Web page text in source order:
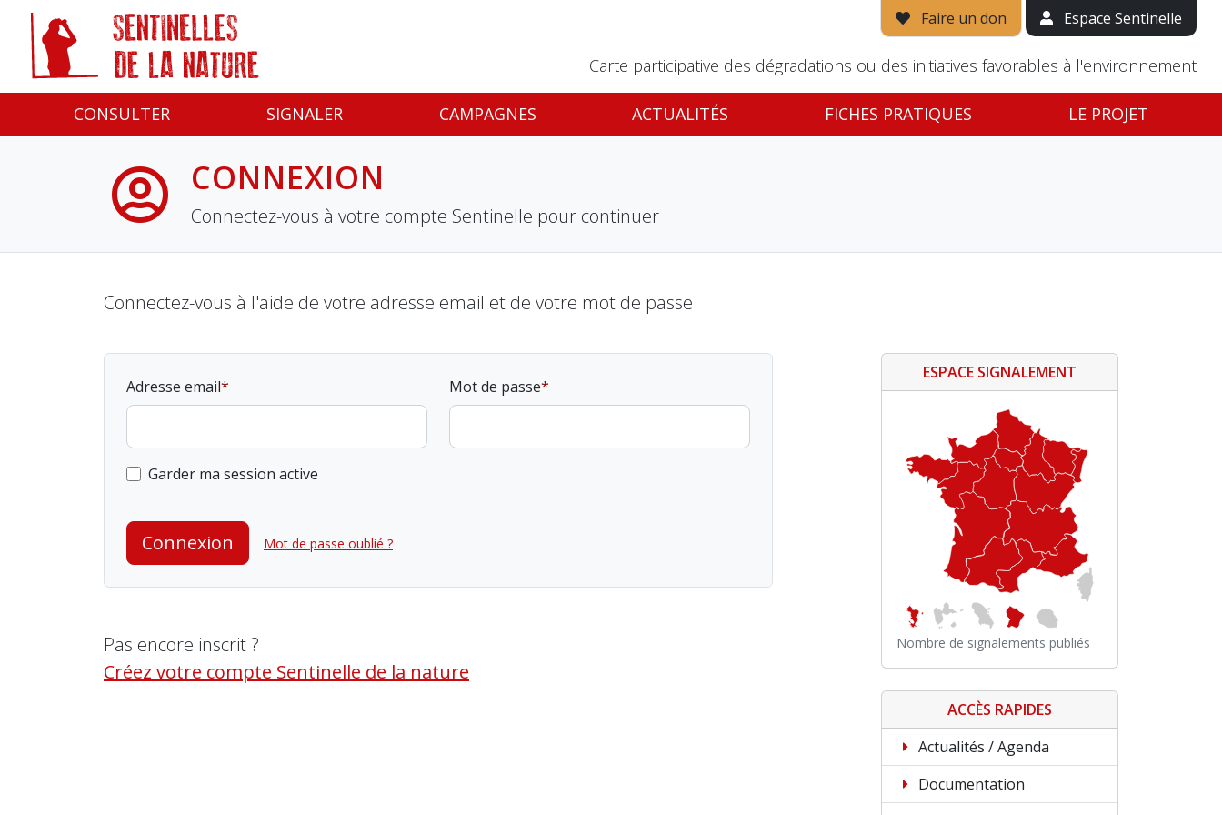
Faire un don Espace Sentinelle
Carte participative des dégradations ou des initiatives favorables à l'environnement
CONSULTER SIGNALER CAMPAGNES ACTUALITÉS FICHES PRATIQUES LE PROJET
CONNEXION
Connectez-vous à votre compte Sentinelle pour continuer
Connectez-vous à l'aide de votre adresse email et de votre mot de passe
Adresse email Mot de passe
Garder ma session active
Connexion Mot de passe oublié ?
Pas encore inscrit ?
Créez votre compte Sentinelle de la nature
ESPACE SIGNALEMENT
Nombre de signalements publiés
ACCÈS RAPIDES
Actualités / Agenda
Documentation
Panneau de gestion des cookies